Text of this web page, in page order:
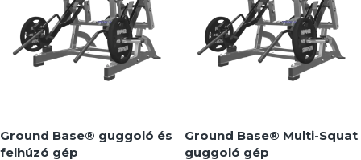
MEGNÉZEM MEGNÉZEM
Ground Base® guggoló és
felhúzó gép
Ground Base® Multi-Squat
guggoló gép